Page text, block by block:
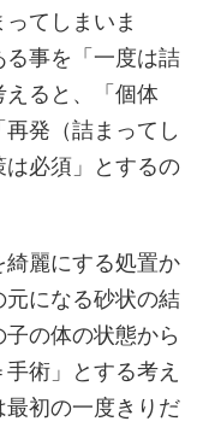
てしまいま
事を「一度は詰
えると、「個体
発（詰まってし
は必須」とするの
麗にする処置か
元になる砂状の結
の体の状態から
術」とする考え
初の一度きりだ